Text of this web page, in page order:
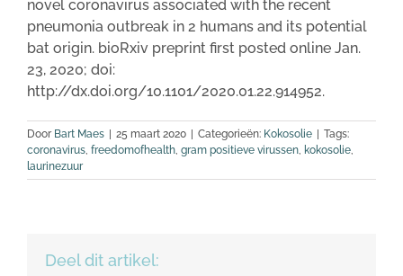
novel coronavirus associated with the recent
pneumonia outbreak in 2 humans and its potential
bat origin. bioRxiv preprint first posted online Jan.
23, 2020; doi:
http://dx.doi.org/10.1101/2020.01.22.914952.
Door Bart Maes 25 maart 2020 Categorieën: Kokosolie
Tags:
coronavirus, freedomofhealth, gram positieve virussen, kokosolie,
laurinezuur
Deel dit artikel: